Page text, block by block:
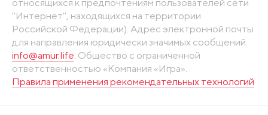
относящихся к предпочтениям пользователей сети
"Интернет", находящихся на территории
Российской Федерации). Адрес электронной почты
для направления юридически значимых сообщений:
info@amur.life. Общество с ограниченной
ответственностью «Компания «Игра».
Правила применения рекомендательных технологий